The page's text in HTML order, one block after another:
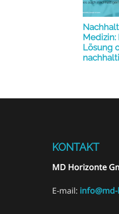
Medizin:
Lösung
KONTAKT
MD Horizonte
E-mail: